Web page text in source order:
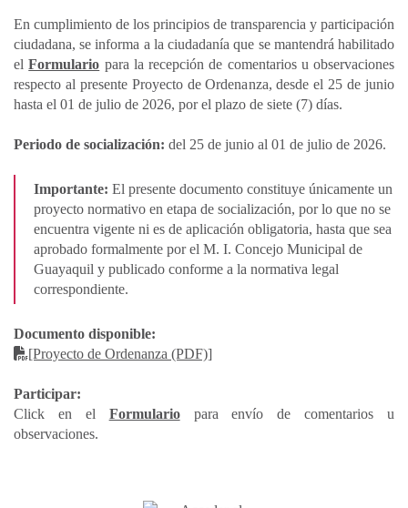
En cumplimiento de los principios de transparencia y participación
ciudadana, se informa a la ciudadanía que se mantendrá habilitado
elFormulario para la recepción de comentarios u observaciones
respecto al presente Proyecto de Ordenanza, desde el 25 de junio
hasta el 01 de julio de 2026, por el plazo de siete (7) días.
Periodo de socialización: del 25 de junio al 01 de julio de 2026.
Importante: El presente documento constituye únicamente un
proyecto normativo en etapa de socialización, por lo que no se
encuentra vigente ni es de aplicación obligatoria, hasta que sea
aprobado formalmente por el M. I. Concejo Municipal de
Guayaquil y publicado conforme a la normativa legal
correspondiente.
Documento disponible:
[Proyecto de Ordenanza (PDF)]
Participar:
Click en el Formulariopara envío de comentarios u
observaciones.